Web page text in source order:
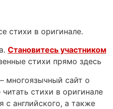
стихи в оригинале.
Становитесь участником
стихи прямо здесь
многоязычный сайт о
стихи в оригинале
с английского, а также